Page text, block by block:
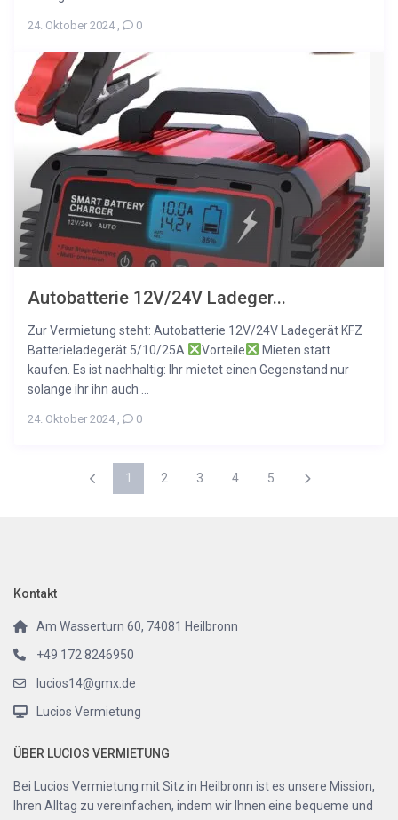
24. Oktober 2024, 0
Autobatterie 12V/24V Ladeger...
Zur Vermietung steht: Autobatterie 12V/24V Ladegerät KFZ
Batterieladegerät 5/10/25A
Vorteile
Mieten statt
kaufen. Es ist nachhaltig: Ihr mietet einen Gegenstand nur
solange ihr ihn auch ...
24. Oktober 2024, 0
1 2 3 4 5
Kontakt
Am Wasserturn 60, 74081 Heilbronn
+49 172 8246950
lucios14@gmx.de
Lucios Vermietung
ÜBER LUCIOS VERMIETUNG
Bei Lucios Vermietung mit Sitz in Heilbronn ist es unsere Mission,
Ihren Alltag zu vereinfachen, indem wir Ihnen eine bequeme und